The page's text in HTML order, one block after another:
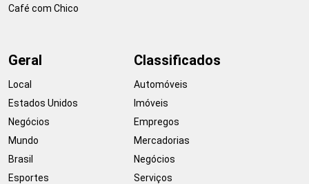
Café com Chico
Geral
Local
Estados Unidos
Negócios
Mundo
Brasil
Esportes
Classificados
Automóveis
Imóveis
Empregos
Mercadorias
Negócios
Serviços